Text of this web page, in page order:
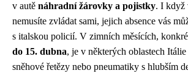
v autě náhradní žárovky a pojistky. I když
nemusíte zvládat sami, jejich absence vás
s italskou policií. V zimních měsících,
do 15. dubna, je v některých oblastech
sněhové řetězy nebo pneumatiky s hlubším